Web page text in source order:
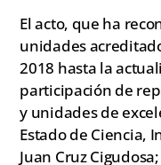
El acto, que ha
unidades
2018 hasta la
participación de
y unidades de
Estado de Ciencia,
Juan Cruz